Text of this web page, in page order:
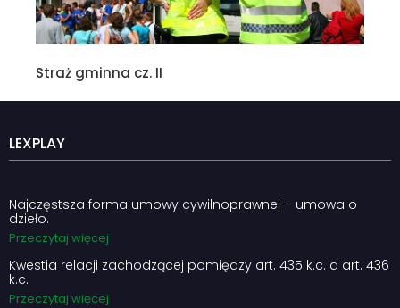
Straż gminna cz. II
LEXPLAY
Najczęstsza forma umowy cywilnoprawnej – umowa o
dzieło.
Przeczytaj więcej
Kwestia relacji zachodzącej pomiędzy art. 435 k.c. a art. 436
k.c.
Przeczytaj więcej